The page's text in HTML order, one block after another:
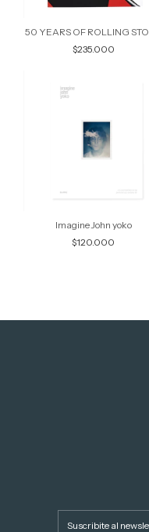
50 YEARS OF ROLLING
$235.000
Imagine John yoko
$120.000